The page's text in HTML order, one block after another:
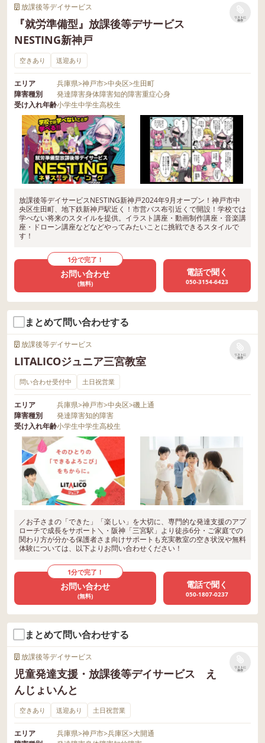
放課後等デイサービス
『就労準備型』放課後等デサービス
NESTING新神戸
リストに
保存
空きあり 送迎あり
エリア 兵庫県>神戸市>中央区>生田町
障害種別
発達障害身体障害知的障害重症心身
受け入れ年齢小学生中学生高校生
放課後等デイサービスNESTING新神戸2024年9月オープン！神戸市中
央区生田町、地下鉄新神戸駅近く！市営バス布引近くで開設！学校では
学べない将来のスタイルを提供。イラスト講座・動画制作講座・音楽講
座・ドローン講座などなどやってみたいことに挑戦できるスタイルで
す！
1分で完了！
お問い合わせ
(無料)
電話で聞く
050-3154-6423
まとめて問い合わせする
放課後等デイサービス
LITALICOジュニア三宮教室
リストに
保存
問い合わせ受付中 土日祝営業
エリア 兵庫県>神戸市>中央区>磯上通
障害種別
発達障害知的障害
受け入れ年齢小学生中学生高校生
／お子さまの「できた」「楽しい」を大切に、専門的な発達支援のアプ
ローチで成長をサポート＼・阪神「三宮駅」より徒歩6分・ご家庭での
関わり方が分かる保護者さま向けサポートも充実教室の空き状況や無料
体験については、以下よりお問い合わせください！
1分で完了！
お問い合わせ
(無料)
電話で聞く
050-1807-0237
まとめて問い合わせする
放課後等デイサービス
児童発達支援・放課後等デイサービス え
んじょいんと
リストに
保存
空きあり 送迎あり 土日祝営業
エリア 兵庫県>神戸市>兵庫区>大開通